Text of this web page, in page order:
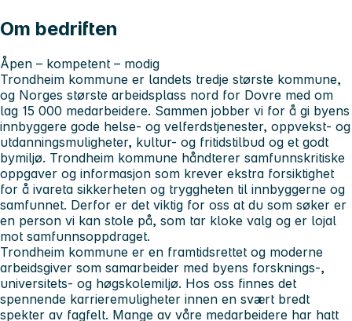
Om bedriften
Åpen – kompetent – modig
Trondheim kommune er landets tredje største kommune,
og Norges største arbeidsplass nord for Dovre med om
lag 15 000 medarbeidere. Sammen jobber vi for å gi byens
innbyggere gode helse- og velferdstjenester, oppvekst- og
utdanningsmuligheter, kultur- og fritidstilbud og et godt
bymiljø. Trondheim kommune håndterer samfunnskritiske
oppgaver og informasjon som krever ekstra forsiktighet
for å ivareta sikkerheten og tryggheten til innbyggerne og
samfunnet. Derfor er det viktig for oss at du som søker er
en person vi kan stole på, som tar kloke valg og er lojal
mot samfunnsoppdraget.
Trondheim kommune er en framtidsrettet og moderne
arbeidsgiver som samarbeider med byens forsknings-,
universitets- og høgskolemiljø. Hos oss finnes det
spennende karrieremuligheter innen en svært bredt
spekter av fagfelt. Mange av våre medarbeidere har hatt